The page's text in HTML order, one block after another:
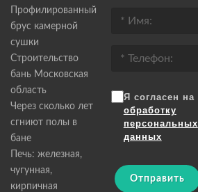
Профилированный
брус камерной
сушки
Строительство
бань Московская
область
Через сколько лет
сгниют полы в
бане
Печь: железная,
чугунная,
кирпичная
Я согласен на
обработку
персональных
данных
Отправить